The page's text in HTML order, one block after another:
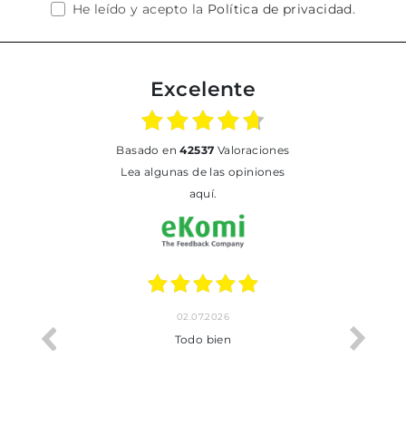
He leído y acepto la Política de privacidad.
Excelente
basado en42537 Valoraciones
Lea algunas de las opiniones
aquí.
02.07.2026
Todo bien